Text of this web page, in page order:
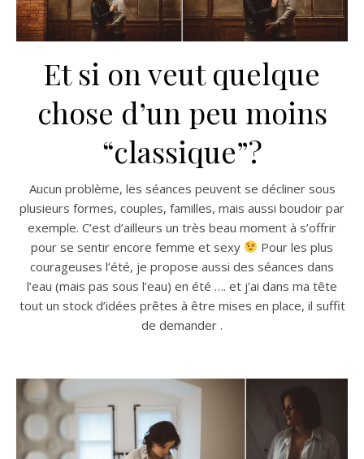
Et si on veut quelque
chose d’un peu moins
“classique”?
Aucun problème, les séances peuvent se décliner sous
plusieurs formes, couples, familles, mais aussi boudoir par
exemple. C’est d’ailleurs un très beau moment à s’offrir
pour se sentir encore femme et sexy
Pour les plus
courageuses l’été, je propose aussi des séances dans
l’eau (mais pas sous l’eau) en été …. et j’ai dans ma tête
tout un stock d’idées prêtes à être mises en place, il suffit
de demander .